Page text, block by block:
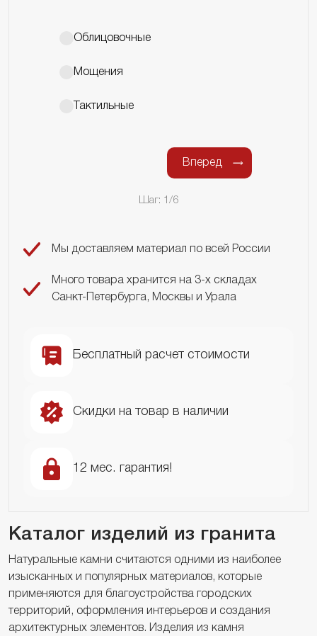
Облицовочные
Мощения
Тактильные
Вперед
Шаг: 1/6
Мы доставляем материал по всей России
Много товара хранится на 3-х складах
Санкт-Петербурга, Москвы и Урала
Бесплатный расчет стоимости
Скидки на товар в наличии
12 мес. гарантия!
Каталог изделий из гранита
Натуральные камни считаются одними из наиболее
изысканных и популярных материалов, которые
применяются для благоустройства городских
территорий, оформления интерьеров и создания
архитектурных элементов. Изделия из камня